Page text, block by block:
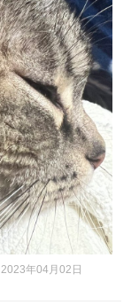
2023年04月02日